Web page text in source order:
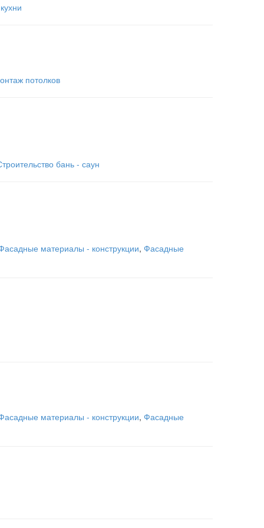
потолков
бань - саун
материалы - конструкции, Фасадные
материалы - конструкции, Фасадные